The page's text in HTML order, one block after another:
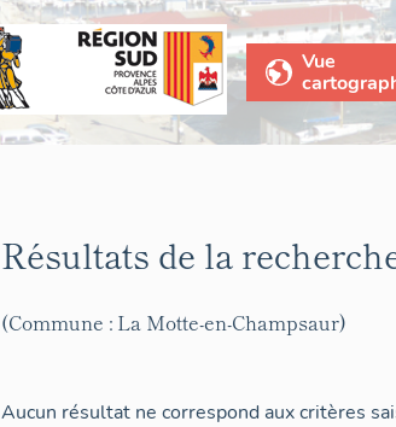
Vue
Résultats de la
(Commune : La Motte-en-Champsaur)
Aucun résultat ne correspond aux critères